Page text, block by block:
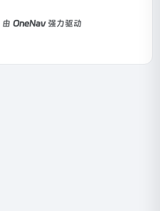
由 OneNav 强力驱动